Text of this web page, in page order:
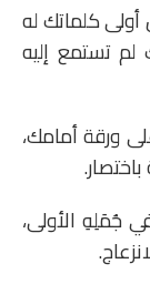
أولى كلماتك له
لم تستمع إليه
ورقة أمامك،
جُمَلِهِ الأولى،